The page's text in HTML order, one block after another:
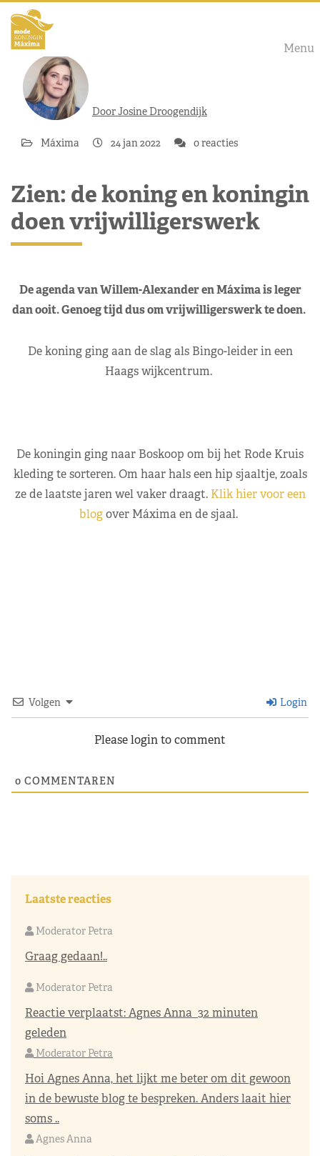
Menu
Door Josine Droogendijk
Máxima 24 jan 2022 0 reacties
Zien: de koning en koningin
doen vrijwilligerswerk
De agenda van Willem-Alexander en Máxima is leger
dan ooit. Genoeg tijd dus om vrijwilligerswerk te doen.
De koning ging aan de slag als Bingo-leider in een
Haags wijkcentrum.
De koningin ging naar Boskoop om bij het Rode Kruis
kleding te sorteren. Om haar hals een hip sjaaltje, zoals
ze de laatste jaren wel vaker draagt. Klik hier voor een
blogover Máxima en de sjaal.
Volgen Login
Please login to comment
0 COMMENTAREN
Laatste reacties
Moderator Petra
Graag gedaan!..
Moderator Petra
Reactie verplaatst:Agnes Anna 32 minuten
geleden
Moderator Petra
Hoi Agnes Anna, het lijkt me beter om dit gewoon
in de bewuste blog te bespreken. Anders laait hier
soms ..
Agnes Anna